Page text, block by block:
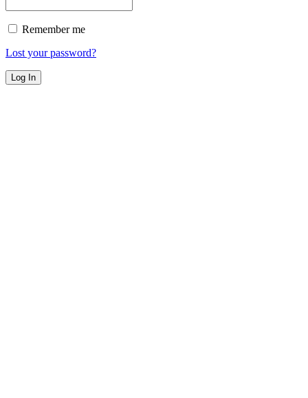
Remember me
Lost your password?